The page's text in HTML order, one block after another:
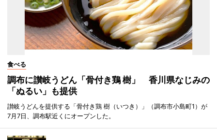
食べる
調布に讃岐うどん「骨付き鶏 樹」 香川県なじみの
「ぬるい」も提供
讃岐うどんを提供する「骨付き鶏 樹（いつき）」（調布市小島町1）が
7月7日、調布駅近くにオープンした。